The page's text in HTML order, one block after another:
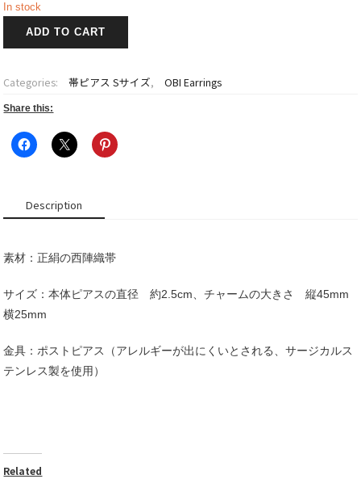
In stock
S
サ
ズ
ADD TO CART
Categories: 帯ピアス Sサイズ, OBI Earrings
Share this:
Description
素材：正絹の西陣織帯
サイズ：本体ピアスの直径 約2.5cm、チャームの大きさ 縦45mm
横25mm
金具：ポストピアス（アレルギーが出にくいとされる、サージカルス
テンレス製を使用）
Related